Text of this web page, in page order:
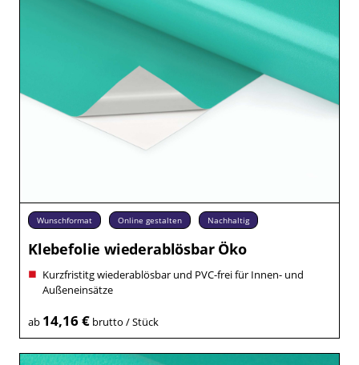
Wunschformat Online gestalten Nachhaltig
Klebefolie wiederablösbar Öko
Kurzfristitg wiederablösbar und PVC-frei für Innen- und
Außeneinsätze
ab 14,16 €brutto / Stück